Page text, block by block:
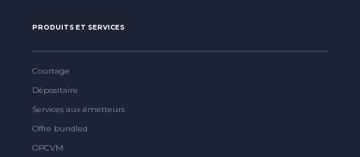
PRODUITS ET SERVICES
Courtage
Dépositaire
Services aux émetteurs
Offre bundled
OPCVM